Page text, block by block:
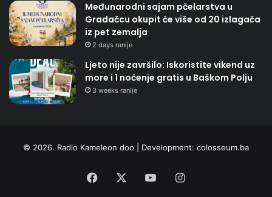
Međunarodni sajam pčelarstva u
Gradačcu okupit će više od 20 izlagača
iz pet zemalja
2 days ranije
Ljeto nije završilo: Iskoristite vikend uz
more i 1 noćenje gratis u Baškom Polju
3 weeks ranije
© 2026. Radio Kameleon doo | Development: colosseum.ba
Facebook YouTubeInstagram